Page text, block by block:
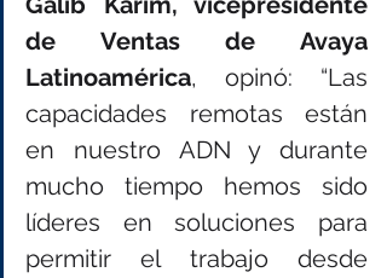
de Ventas de Avaya
Latinoamérica, opinó: “Las
capacidades remotas están
en nuestro ADN y durante
mucho tiempo hemos sido
líderes en soluciones para
permitir el trabajo desde